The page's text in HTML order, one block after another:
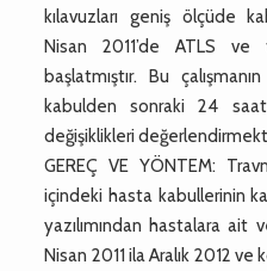
kılavuzları geniş ölçüde
Nisan 2011’de ATLS ve
başlatmıştır. Bu
kabulden sonraki 24
değişiklikleri
GEREÇ VE YÖNTEM:
içindeki hasta kabullerinin
yazılımından hastalara ait
Nisan 2011 ila Aralık 2012